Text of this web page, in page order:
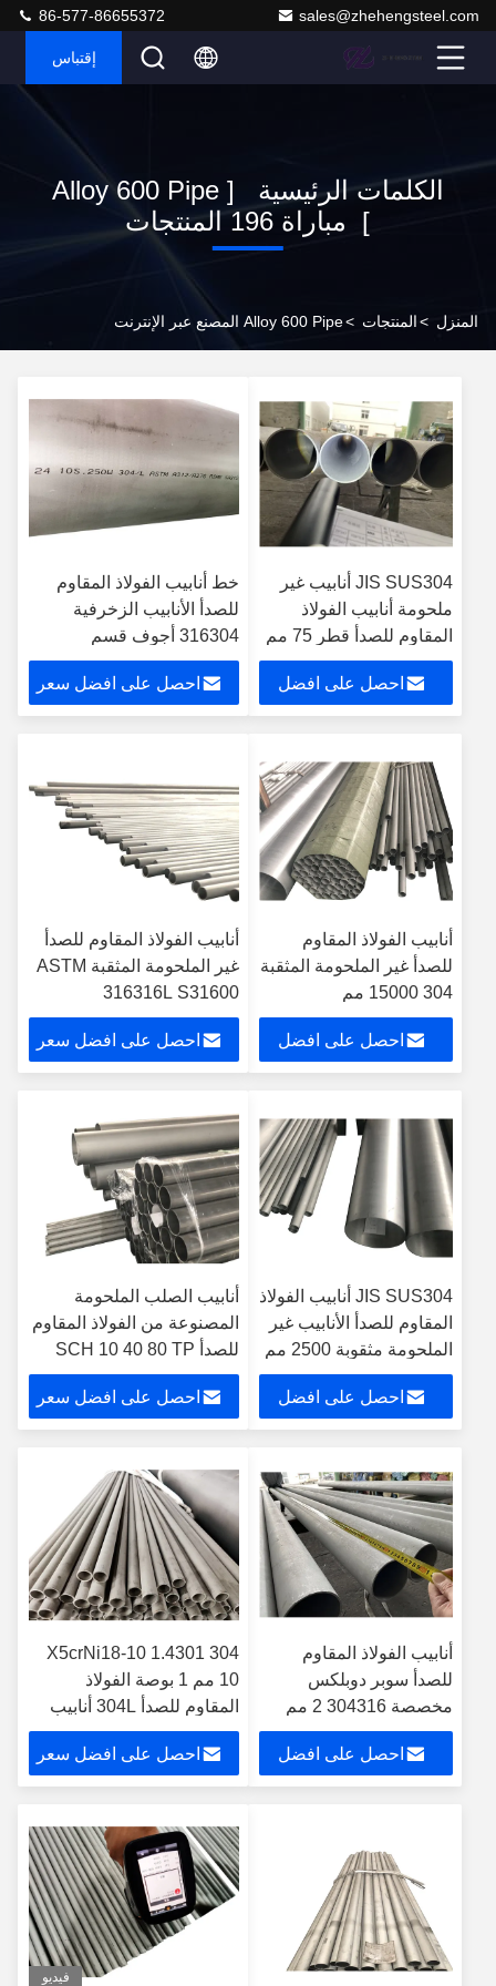
sales@zhehengsteel.com
86-577-86655372
إقتباس
الكلمات الرئيسية [ Alloy 600 Pipe
] مباراة 196 المنتجات
المنزل >المنتجات >Alloy 600 Pipe المصنع عبر الإنترنت
JIS SUS304 أنابيب غير
ملحومة أنابيب الفولاذ
المقاوم للصدأ قطر 75 مم
EN1.4301.5
احصل على افضل
خط أنابيب الفولاذ المقاوم
للصدأ الأنابيب الزخرفية
316304 أجوف قسم
مستطيل
احصل على افضل سعر
أنابيب الفولاذ المقاوم
للصدأ غير الملحومة المثقبة
304 15000 مم
احصل على افضل
أنابيب الفولاذ المقاوم للصدأ
غير الملحومة المثقبة ASTM
316316L S31600
احصل على افضل سعر
JIS SUS304 أنابيب الفولاذ
المقاوم للصدأ الأنابيب غير
الملحومة مثقوبة 2500 مم
احصل على افضل
أنابيب الصلب الملحومة
المصنوعة من الفولاذ المقاوم
للصدأ SCH 10 40 80 TP
316316L 321310S 316Ti
احصل على افضل سعر
أنابيب الفولاذ المقاوم
للصدأ سوبر دوبلكس
مخصصة 304316 2 مم
احصل على افضل
304 X5crNi18-10 1.4301
10 مم 1 بوصة الفولاذ
المقاوم للصدأ 304L أنابيب
SCH10 ايسي DIN 17456
6000 مم احصل على افضل سعر
فيديو